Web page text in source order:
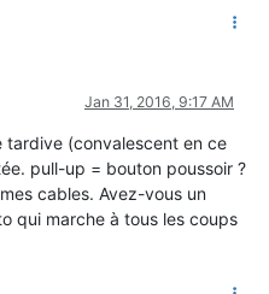
Jan 31, 2016, 9:17 AM
tardive (convalescent en ce
pull-up = bouton poussoir ?
cables. Avez-vous un
qui marche à tous les coups